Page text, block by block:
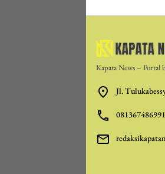
Kapata News –
Jl.
081367486991